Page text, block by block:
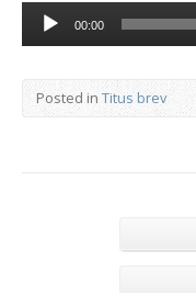
Lydafspiller
00:00
Posted in Titus brev